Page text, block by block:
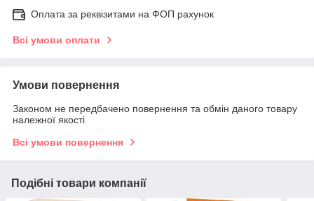
Оплата за реквізитами на ФОП рахунок
Всі умови оплати
Умови повернення
Законом не передбачено повернення та обмін даного товару
належної якості
Всі умови повернення
Подібні товари компанії